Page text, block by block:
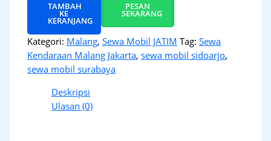
TAMBAH
KE
KERANJANG
PESAN
SEKARANG
Kategori: Malang,Sewa Mobil JATIM Tag:Sewa
Kendaraan Malang Jakarta,sewa mobil sidoarjo,
sewa mobil surabaya
Deskripsi
Ulasan (0)